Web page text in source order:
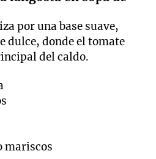
por una base suave,
dulce, donde el tomate
del caldo.
mariscos